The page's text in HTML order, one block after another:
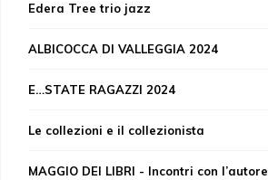
Edera Tree trio jazz
ALBICOCCA DI VALLEGGIA 2024
E…STATE RAGAZZI 2024
Le collezioni e il collezionista
MAGGIO DEI LIBRI - Incontri con l’autore